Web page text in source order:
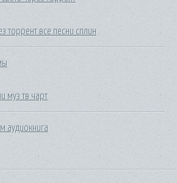
торрент все песни сплин
муз тв чарт
аудиокнига